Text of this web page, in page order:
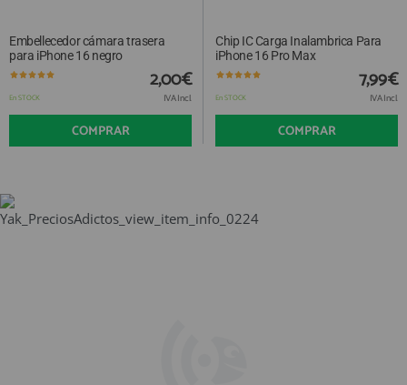
Embellecedor cámara trasera
para iPhone 16 negro
En STOCK
2,00€
IVA Incl.
COMPRAR
Chip IC Carga Inalambrica Para
iPhone 16 Pro Max
En STOCK
7,99€
IVA Incl.
COMPRAR